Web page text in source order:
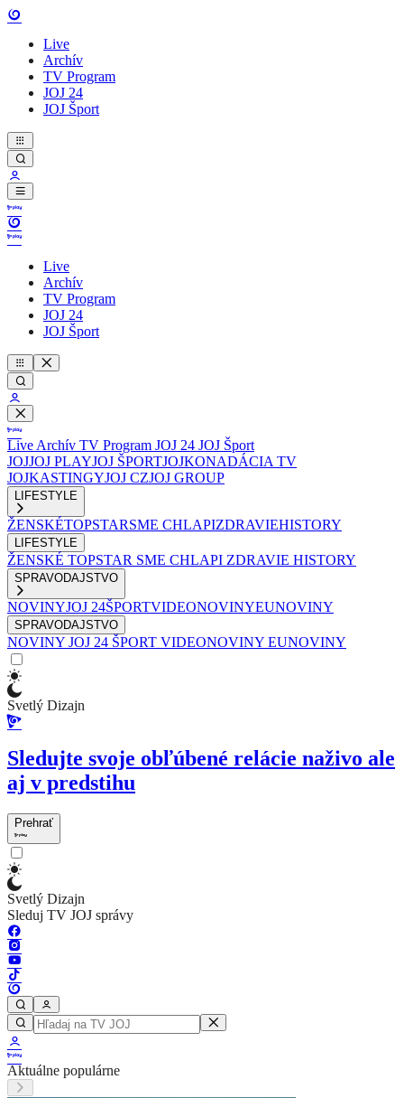
Live
Archív
TV Program
JOJ 24
JOJ Šport
Live
Archív
TV Program
JOJ 24
JOJ Šport
Live Archív TV Program JOJ 24 JOJ Šport
JOJJOJ PLAYJOJ ŠPORTJOJKONADÁCIA TV
JOJKASTINGYJOJ CZJOJ GROUP
LIFESTYLE
ŽENSKÉTOPSTARSME CHLAPIZDRAVIEHISTORY
LIFESTYLE
ŽENSKÉ TOPSTAR SME CHLAPI ZDRAVIE HISTORY
SPRAVODAJSTVO
NOVINYJOJ 24ŠPORTVIDEONOVINYEUNOVINY
SPRAVODAJSTVO
NOVINY JOJ 24 ŠPORT VIDEONOVINY EUNOVINY
Svetlý Dizajn
Sledujte svoje obľúbené relácie naživo ale
aj v predstihu
Prehrať
Svetlý Dizajn
Sleduj TV JOJ správy
Aktuálne populárne